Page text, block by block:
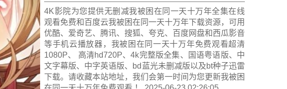
4K影院为您提供无删减我被困在同一天十万年全集在线
观看免费和百度云我被困在同一天十万年下载资源，可用
优酷、爱奇艺、腾讯、搜狐、夸克、百度网盘和西瓜影音
等手机云播放器，我被困在同一天十万年免费观看超清
1080P、 高清hd720P、4k完整版全集、国语粤语版、中
文字幕版、中字英语版、bd蓝光未删减版以及bt种子迅雷
下载。请收藏本站地址，我们会第一时间为您更新我被困